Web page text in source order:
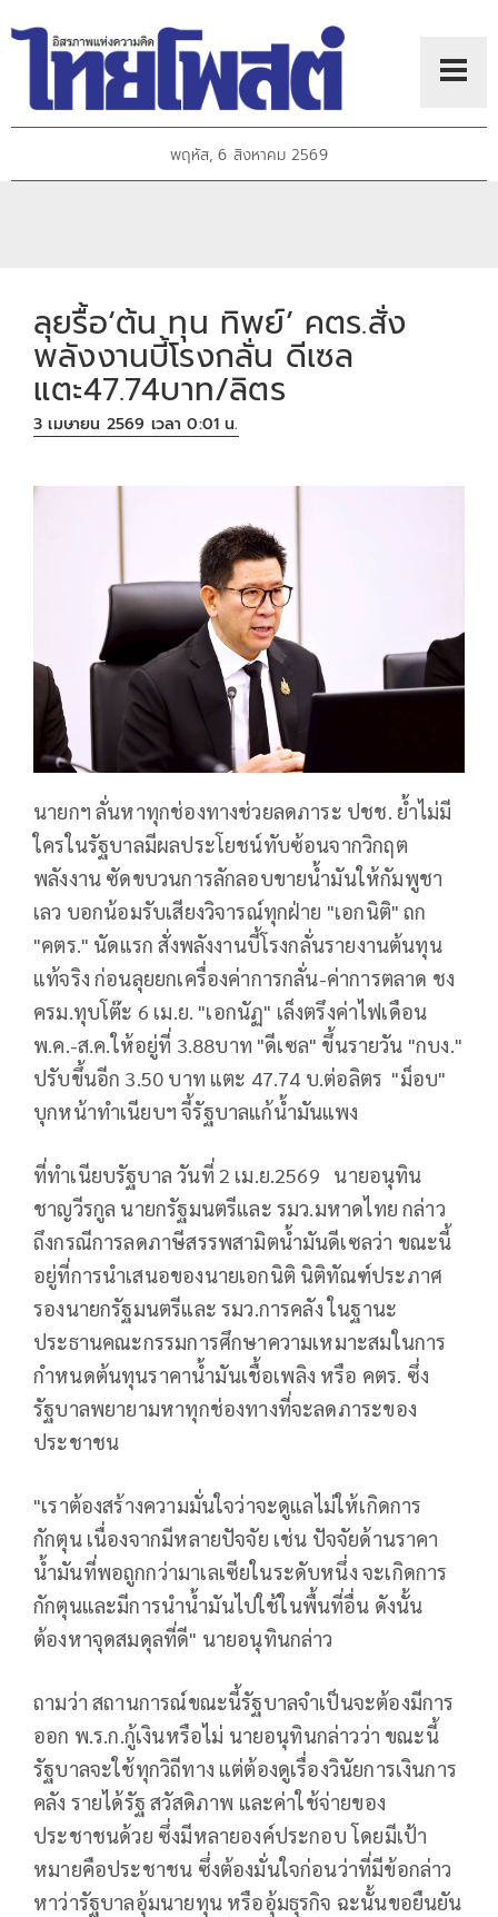
พฤหัส, 6 สิงหาคม 2569
ลุยรื้อ‘ต้น ทุน ทิพย์’ คตร.สั่ง
พลังงานบี้โรงกลั่น ดีเซล
แตะ47.74บาท/ลิตร
3 เมษายน 2569 เวลา 0:01 น.
นายกฯ ลั่นหาทุกช่องทางช่วยลดภาระ ปชช. ย้ำไม่มี
ใครในรัฐบาลมีผลประโยชน์ทับซ้อนจากวิกฤต
พลังงาน ซัดขบวนการลักลอบขายน้ำมันให้กัมพูชา
เลว บอกน้อมรับเสียงวิจารณ์ทุกฝ่าย "เอกนิติ" ถก
"คตร." นัดแรก สั่งพลังงานบี้โรงกลั่นรายงานต้นทุน
แท้จริง ก่อนลุยยกเครื่องค่าการกลั่น-ค่าการตลาด ชง
ครม.ทุบโต๊ะ 6 เม.ย. "เอกนัฏ" เล็งตรึงค่าไฟเดือน
พ.ค.-ส.ค.ให้อยู่ที่ 3.88บาท "ดีเซล" ขึ้นรายวัน "กบง."
ปรับขึ้นอีก 3.50 บาท แตะ 47.74 บ.ต่อลิตร "ม็อบ"
บุกหน้าทำเนียบฯ จี้รัฐบาลแก้น้ำมันแพง
ที่ทำเนียบรัฐบาล วันที่ 2 เม.ย.2569 นายอนุทิน
ชาญวีรกูล นายกรัฐมนตรีและ รมว.มหาดไทย กล่าว
ถึงกรณีการลดภาษีสรรพสามิตน้ำมันดีเซลว่า ขณะนี้
อยู่ที่การนำเสนอของนายเอกนิติ นิติทัณฑ์ประภาศ
รองนายกรัฐมนตรีและ รมว.การคลัง ในฐานะ
ประธานคณะกรรมการศึกษาความเหมาะสมในการ
กำหนดต้นทุนราคาน้ำมันเชื้อเพลิง หรือ คตร. ซึ่ง
รัฐบาลพยายามหาทุกช่องทางที่จะลดภาระของ
ประชาชน
"เราต้องสร้างความมั่นใจว่าจะดูแลไม่ให้เกิดการ
กักตุน เนื่องจากมีหลายปัจจัย เช่น ปัจจัยด้านราคา
น้ำมันที่พอถูกกว่ามาเลเซียในระดับหนึ่ง จะเกิดการ
กักตุนและมีการนำน้ำมันไปใช้ในพื้นที่อื่น ดังนั้น
ต้องหาจุดสมดุลที่ดี" นายอนุทินกล่าว
ถามว่า สถานการณ์ขณะนี้รัฐบาลจำเป็นจะต้องมีการ
ออก พ.ร.ก.กู้เงินหรือไม่ นายอนุทินกล่าวว่า ขณะนี้
รัฐบาลจะใช้ทุกวิถีทาง แต่ต้องดูเรื่องวินัยการเงินการ
คลัง รายได้รัฐ สวัสดิภาพ และค่าใช้จ่ายของ
ประชาชนด้วย ซึ่งมีหลายองค์ประกอบ โดยมีเป้า
หมายคือประชาชน ซึ่งต้องมั่นใจก่อนว่าที่มีข้อกล่าว
หาว่ารัฐบาลอุ้มนายทุน หรืออุ้มธุรกิจ ฉะนั้นขอยืนยัน